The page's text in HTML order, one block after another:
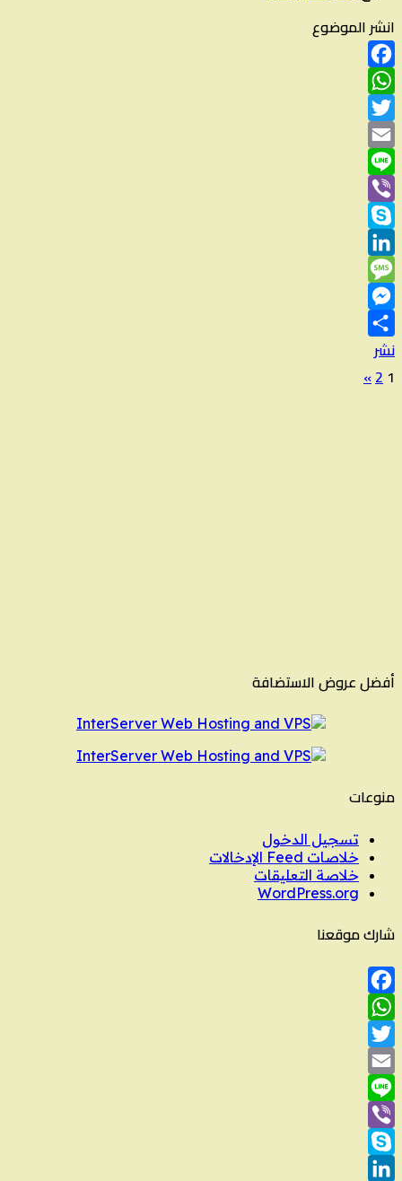
انشر الموضوع
Facebook
WhatsApp
Twitter
Email
Line
Viber
Skype
LinkedIn
Message
Messenger
نشر
تعدد
1
2
»
أفضل عروض الاستضافة
منوعات
تسجيل الدخول
خلاصات Feed الإدخالات
خلاصة التعليقات
WordPress.org
شارك موقعنا
Facebook
WhatsApp
Twitter
Email
Line
Viber
Skype